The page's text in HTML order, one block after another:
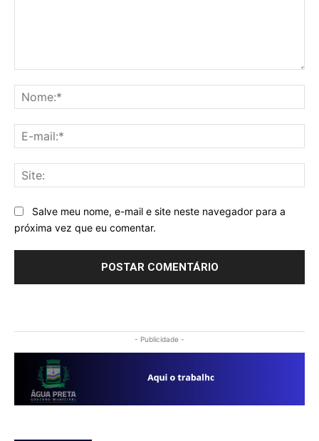
Salve meu nome, e-mail e site neste navegador para a
próxima vez que eu comentar.
- Publicidade -